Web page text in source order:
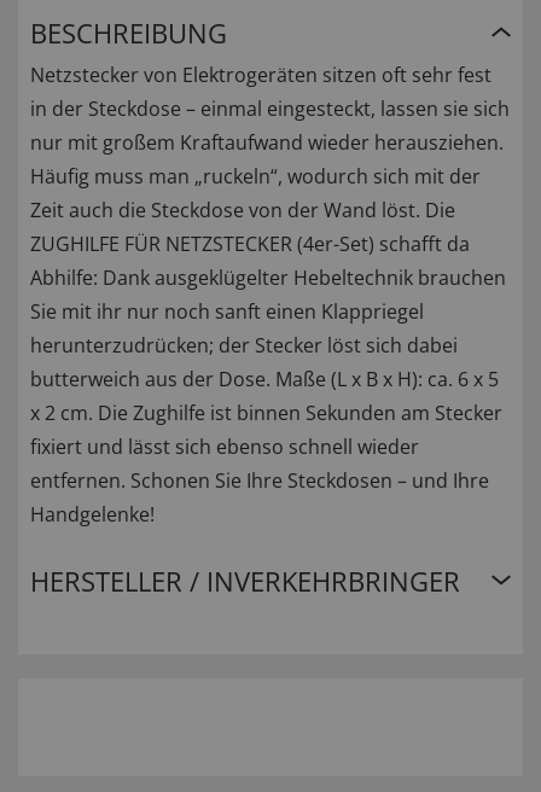
BESCHREIBUNG
Netzstecker von Elektrogeräten sitzen oft sehr fest
in der Steckdose – einmal eingesteckt, lassen sie sich
nur mit großem Kraftaufwand wieder herausziehen.
Häufig muss man „ruckeln“, wodurch sich mit der
Zeit auch die Steckdose von der Wand löst. Die
ZUGHILFE FÜR NETZSTECKER (4er-Set) schafft da
Abhilfe: Dank ausgeklügelter Hebeltechnik brauchen
Sie mit ihr nur noch sanft einen Klappriegel
herunterzudrücken; der Stecker löst sich dabei
butterweich aus der Dose. Maße (L x B x H): ca. 6 x 5
x 2 cm. Die Zughilfe ist binnen Sekunden am Stecker
fixiert und lässt sich ebenso schnell wieder
entfernen. Schonen Sie Ihre Steckdosen – und Ihre
Handgelenke!
HERSTELLER / INVERKEHRBRINGER